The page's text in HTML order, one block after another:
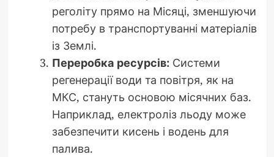
реголіту прямо на Місяці, зменшуючи
потребу в транспортуванні матеріалів
із Землі.
Переробка ресурсів:Системи
регенерації води та повітря, як на
МКС, стануть основою місячних баз.
Наприклад, електроліз льоду може
забезпечити кисень і водень для
палива.